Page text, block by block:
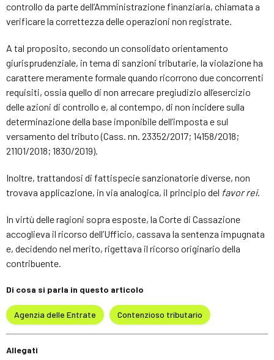
controllo da parte dell’Amministrazione finanziaria, chiamata a
verificare la correttezza delle operazioni non registrate.
A tal proposito, secondo un consolidato orientamento
giurisprudenziale, in tema di sanzioni tributarie, la violazione ha
carattere meramente formale quando ricorrono due concorrenti
requisiti, ossia quello di non arrecare pregiudizio all’esercizio
delle azioni di controllo e, al contempo, di non incidere sulla
determinazione della base imponibile dell’imposta e sul
versamento del tributo (Cass. nn. 23352/2017; 14158/2018;
21101/2018; 1830/2019).
Inoltre, trattandosi di fattispecie sanzionatorie diverse, non
trovava applicazione, in via analogica, il principio del favor rei.
In virtù delle ragioni sopra esposte, la Corte di Cassazione
accoglieva il ricorso dell’Ufficio, cassava la sentenza impugnata
e, decidendo nel merito, rigettava il ricorso originario della
contribuente.
Di cosa si parla in questo articolo
Agenzia delle Entrate Contenzioso tributario
Allegati